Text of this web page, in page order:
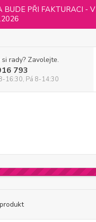
PŘI FAKTURACI -
rady? Zavolejte.
793
16:30, Pá 8-14:30